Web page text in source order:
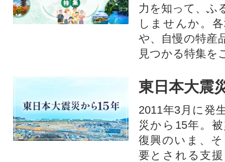
力を知って、ふ
しませんか。
や、自慢の特産
見つかる特集を
東日本大震
2011年3月に発
災から15年。
復興のいま、
要とされる支